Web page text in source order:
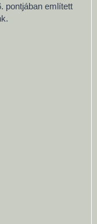
pontjában említett